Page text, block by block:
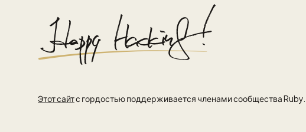
Этот сайтс гордостью поддерживается членами сообщества Ruby.